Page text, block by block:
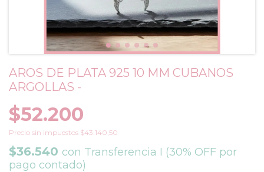
AROS DE PLATA 925 10 MM CUBANOS
ARGOLLAS -
$52.200
Precio sin impuestos $43.140,50
$36.540 con Transferencia I (30% OFF por
pago contado)